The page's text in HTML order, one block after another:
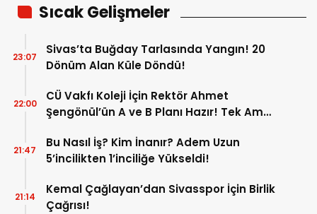
gösterdi!
Sıcak Gelişmeler
Sivas’ta Buğday Tarlasında Yangın! 20
Dönüm Alan Küle Döndü!
23:07
CÜ Vakfı Koleji İçin Rektör Ahmet
Şengönül’ün A ve B Planı Hazır! Tek Amaç
22:00
Bu Nasıl İş? Kim İnanır? Adem Uzun
5’incilikten 1’inciliğe Yükseldi!
21:47
Kemal Çağlayan’dan Sivasspor İçin Birlik
Çağrısı!
21:14